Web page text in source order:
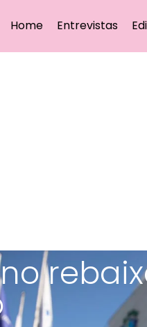
Home Entrevistas